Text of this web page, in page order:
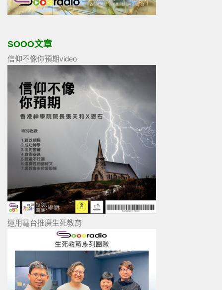
SOOO文章
信仰不像你預期video
運用電台推廣生死教育